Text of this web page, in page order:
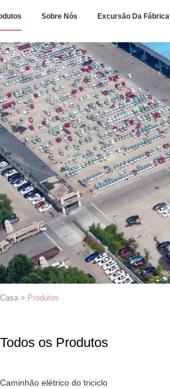
Sobre Nós Excursão Da Fábrica
Casa > Produtos
Todos os Produtos
Caminhão elétrico do triciclo